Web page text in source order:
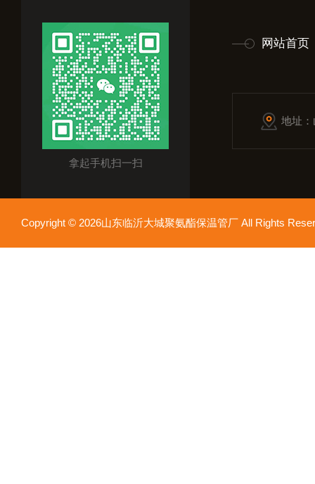
拿起手机扫一扫
网站首页
地址
Copyright © 2026山东临沂大城聚氨酯保温管厂 All Rights